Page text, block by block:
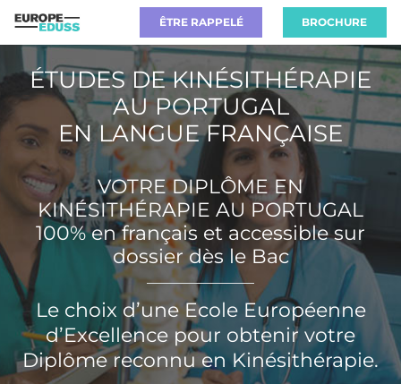
ÊTRE RAPPELÉ BROCHURE
ÉTUDES DE KINÉSITHÉRAPIE
AU PORTUGAL
EN LANGUE FRANÇAISE
VOTRE DIPLÔME EN
KINÉSITHÉRAPIE AU PORTUGAL
100% en français et accessible sur
dossier dès le Bac
Le choix d’une Ecole Européenne
d’Excellence pour obtenir votre
Diplôme reconnu en Kinésithérapie.